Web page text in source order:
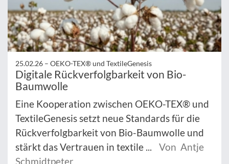
25.02.26 – OEKO-TEX® und TextileGenesis
Digitale Rückverfolgbarkeit von Bio-
Baumwolle
Eine Kooperation zwischen OEKO-TEX® und
TextileGenesis setzt neue Standards für die
Rückverfolgbarkeit von Bio-Baumwolle und
stärkt das Vertrauen in textile ...
Von Antje
Schmidtpeter